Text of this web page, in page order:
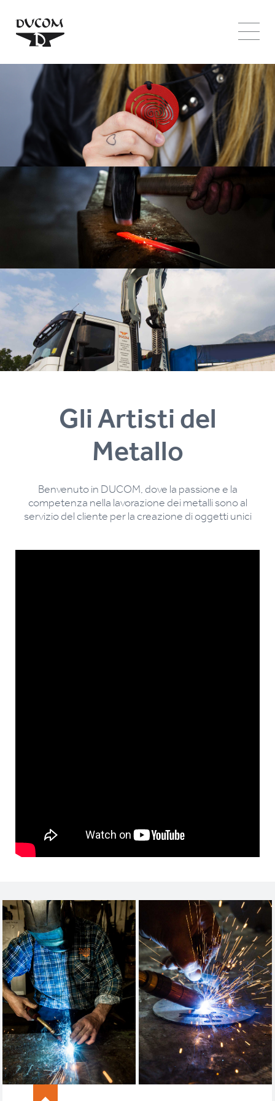
Gli Artisti del
Metallo
Benvenuto in DUCOM, dove la passione e la
competenza nella lavorazione dei metalli sono al
servizio del cliente per la creazione di oggetti unici